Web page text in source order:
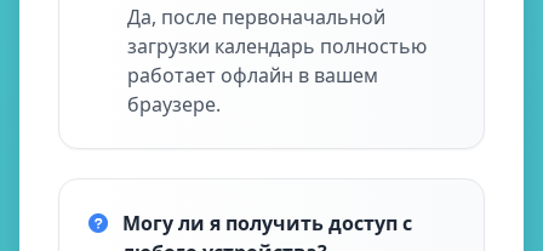
Да, после первоначальной
загрузки календарь полностью
работает офлайн в вашем
браузере.
Могу ли я получить доступ с